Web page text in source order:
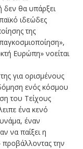
δεν θα υπάρξει
ιδεώδες
της
Ευρώπη» νοείται
για ορισμένους
ενός κόσμου
του Τείχους
ένα κενό
έναν
να παίξει η
την